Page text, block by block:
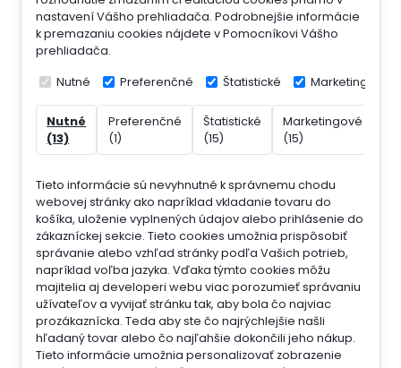
nastavení Vášho prehliadača. Podrobnejšie informácie
k premazaniu cookies nájdete v Pomocníkovi Vášho
prehliadača.
Nutné Preferenčné Štatistické Marketingové
Nutné
(13)
Preferenčné
(1)
Štatistické
(15)
Marketingové
(15)
Tieto informácie sú nevyhnutné k správnemu chodu
webovej stránky ako napríklad vkladanie tovaru do
košíka, uloženie vyplnených údajov alebo prihlásenie do
zákazníckej sekcie. Tieto cookies umožnia prispôsobiť
správanie alebo vzhľad stránky podľa Vašich potrieb,
napríklad voľba jazyka. Vďaka týmto cookies môžu
majitelia aj developeri webu viac porozumieť správaniu
užívateľov a vyvijať stránku tak, aby bola čo najviac
prozákaznícka. Teda aby ste čo najrýchlejšie našli
hľadaný tovar alebo čo najľahšie dokončili jeho nákup.
Tieto informácie umožnia personalizovať zobrazenie